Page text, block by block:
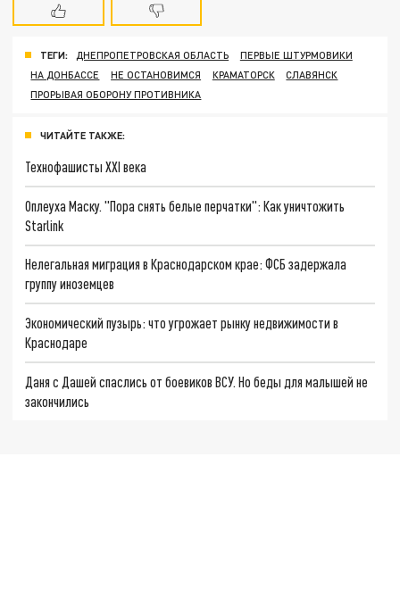
ТЕГИ: ДНЕПРОПЕТРОВСКАЯ ОБЛАСТЬ
ПЕРВЫЕ ШТУРМОВИКИ
НА ДОНБАССЕ
НЕ ОСТАНОВИМСЯ КРАМАТОРСК
СЛАВЯНСК
ПРОРЫВАЯ ОБОРОНУ ПРОТИВНИКА
ЧИТАЙТЕ ТАКЖЕ:
Технофашисты XXI века
Оплеуха Маску. "Пора снять белые перчатки": Как уничтожить
Starlink
Нелегальная миграция в Краснодарском крае: ФСБ задержала
группу иноземцев
Экономический пузырь: что угрожает рынку недвижимости в
Краснодаре
Даня с Дашей спаслись от боевиков ВСУ. Но беды для малышей не
закончились